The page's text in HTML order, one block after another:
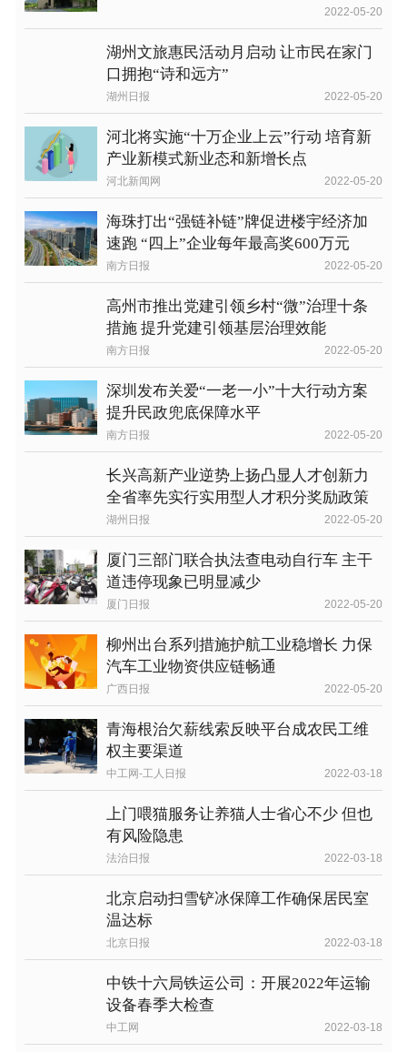
2022-05-20
湖州文旅惠民活动月启动 让市民在家门
口拥抱“诗和远方”
湖州日报 2022-05-20
河北将实施“十万企业上云”行动 培育新
产业新模式新业态和新增长点
河北新闻网 2022-05-20
海珠打出“强链补链”牌促进楼宇经济加
速跑 “四上”企业每年最高奖600万元
南方日报 2022-05-20
高州市推出党建引领乡村“微”治理十条
措施 提升党建引领基层治理效能
南方日报 2022-05-20
深圳发布关爱“一老一小”十大行动方案
提升民政兜底保障水平
南方日报 2022-05-20
长兴高新产业逆势上扬凸显人才创新力
全省率先实行实用型人才积分奖励政策
湖州日报 2022-05-20
厦门三部门联合执法查电动自行车 主干
道违停现象已明显减少
厦门日报 2022-05-20
柳州出台系列措施护航工业稳增长 力保
汽车工业物资供应链畅通
广西日报 2022-05-20
青海根治欠薪线索反映平台成农民工维
权主要渠道
中工网-工人日报 2022-03-18
上门喂猫服务让养猫人士省心不少 但也
有风险隐患
法治日报 2022-03-18
北京启动扫雪铲冰保障工作确保居民室
温达标
北京日报 2022-03-18
中铁十六局铁运公司：开展2022年运输
设备春季大检查
中工网 2022-03-18